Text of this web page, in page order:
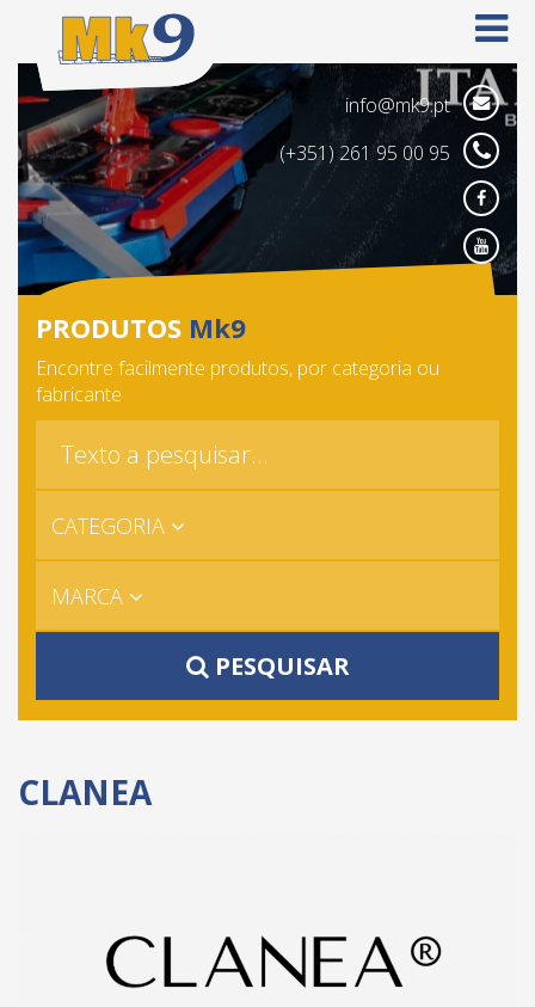
info@mk9.pt
(+351) 261 95 00 95
PRODUTOS Mk9
Encontre facilmente produtos, por categoria ou
fabricante
CATEGORIA
MARCA
PESQUISAR
CLANEA